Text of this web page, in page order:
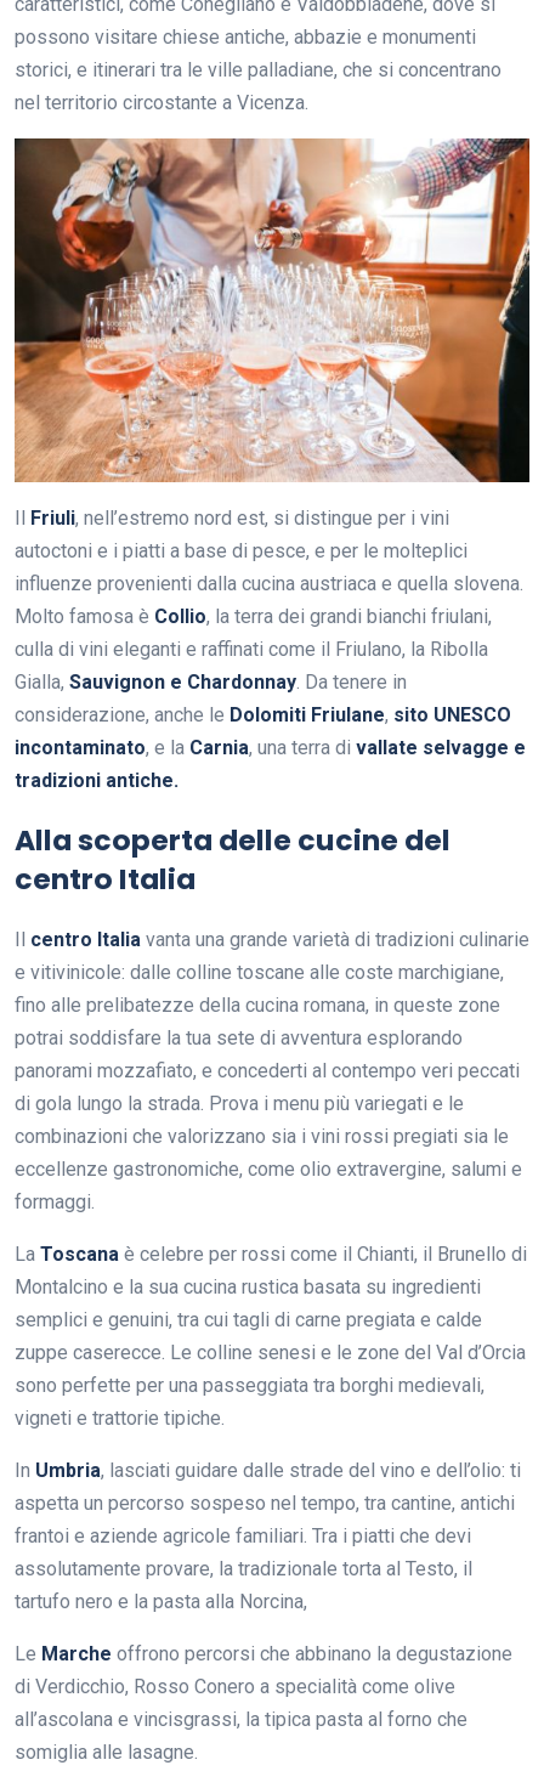
possono visitare chiese antiche, abbazie e monumenti
storici, e itinerari tra le ville palladiane, che si concentrano
nel territorio circostante a Vicenza.
Il Friuli, nell’estremo nord est, si distingue per i vini
autoctoni e i piatti a base di pesce, e per le molteplici
influenze provenienti dalla cucina austriaca e quella slovena.
Molto famosa è Collio, la terra dei grandi bianchi friulani,
culla di vini eleganti e raffinati come il Friulano, la Ribolla
Gialla, Sauvignon e Chardonnay. Da tenere in
considerazione, anche le Dolomiti Friulane, sito UNESCO
incontaminato, e la Carnia, una terra di vallate selvagge e
tradizioni antiche.
Alla scoperta delle cucine del
centro Italia
Il centro Italia vanta una grande varietà di tradizioni culinarie
e vitivinicole: dalle colline toscane alle coste marchigiane,
fino alle prelibatezze della cucina romana, in queste zone
potrai soddisfare la tua sete di avventura esplorando
panorami mozzafiato, e concederti al contempo veri peccati
di gola lungo la strada. Prova i menu più variegati e le
combinazioni che valorizzano sia i vini rossi pregiati sia le
eccellenze gastronomiche, come olio extravergine, salumi e
formaggi.
La Toscana è celebre per rossi come il Chianti, il Brunello di
Montalcino e la sua cucina rustica basata su ingredienti
semplici e genuini, tra cui tagli di carne pregiata e calde
zuppe caserecce. Le colline senesi e le zone del Val d’Orcia
sono perfette per una passeggiata tra borghi medievali,
vigneti e trattorie tipiche.
In Umbria, lasciati guidare dalle strade del vino e dell’olio: ti
aspetta un percorso sospeso nel tempo, tra cantine, antichi
frantoi e aziende agricole familiari. Tra i piatti che devi
assolutamente provare, la tradizionale torta al Testo, il
tartufo nero e la pasta alla Norcina,
Le Marche offrono percorsi che abbinano la degustazione
di Verdicchio, Rosso Conero a specialità come olive
all’ascolana e vincisgrassi, la tipica pasta al forno che
somiglia alle lasagne.